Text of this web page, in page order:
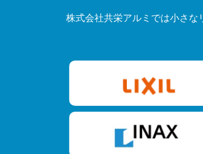
株式会社共栄アルミでは小さな